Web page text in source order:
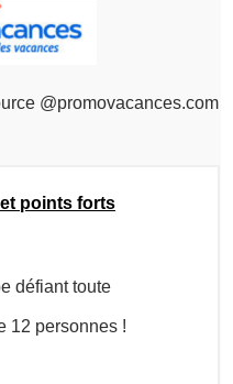
@promovacances.com
points forts
défiant toute
12 personnes !